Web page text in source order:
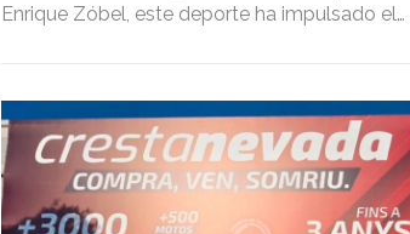
Enrique Zóbel, este deporte ha impulsado el
polo y del estilo de vida mediterráneo,
reuniendo cada verano deporte de élite,
tradición, gastronomía y una exclusiva
agenda social.